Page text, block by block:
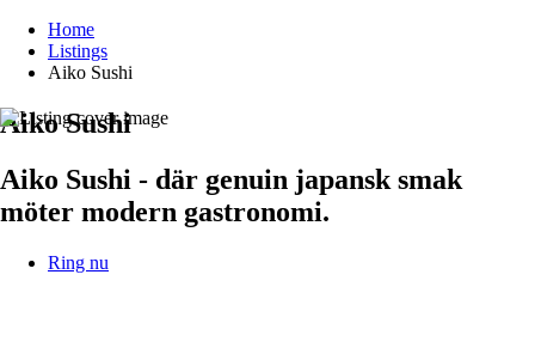
Home
Listings
Aiko Sushi
Aiko Sushi
Aiko Sushi - där genuin japansk smak
möter modern gastronomi.
Ring nu